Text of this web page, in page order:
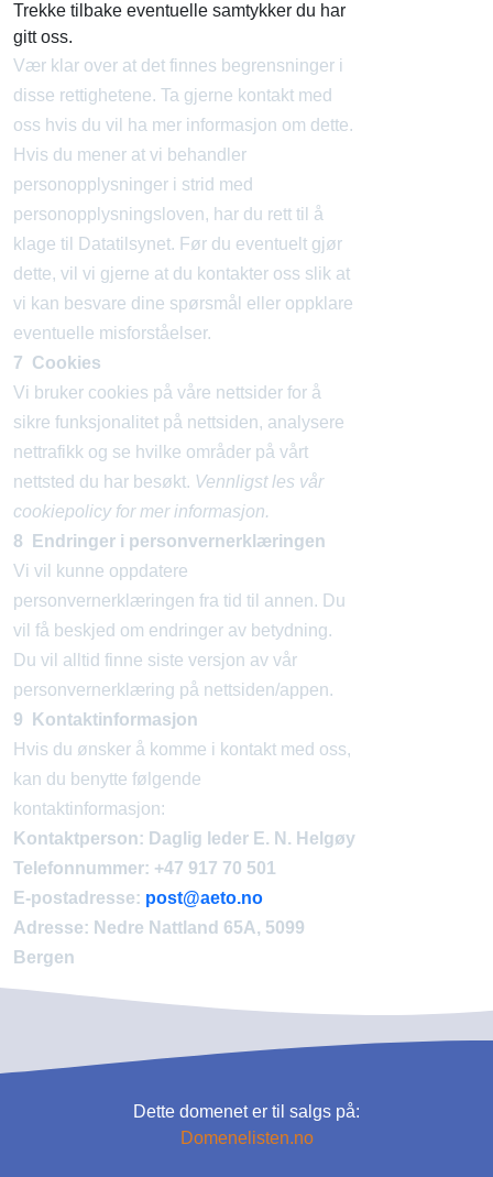
Trekke tilbake eventuelle samtykker du har
gitt oss.
Vær klar over at det finnes begrensninger i
disse rettighetene. Ta gjerne kontakt med
oss hvis du vil ha mer informasjon om dette.
Hvis du mener at vi behandler
personopplysninger i strid med
personopplysningsloven, har du rett til å
klage til Datatilsynet. Før du eventuelt gjør
dette, vil vi gjerne at du kontakter oss slik at
vi kan besvare dine spørsmål eller oppklare
eventuelle misforståelser.
7 Cookies
Vi bruker cookies på våre nettsider for å
sikre funksjonalitet på nettsiden, analysere
nettrafikk og se hvilke områder på vårt
nettsted du har besøkt. Vennligst les vår
cookiepolicy for mer informasjon.
8 Endringer i personvernerklæringen
Vi vil kunne oppdatere
personvernerklæringen fra tid til annen. Du
vil få beskjed om endringer av betydning.
Du vil alltid finne siste versjon av vår
personvernerklæring på nettsiden/appen.
9 Kontaktinformasjon
Hvis du ønsker å komme i kontakt med oss,
kan du benytte følgende
kontaktinformasjon:
Kontaktperson: Daglig leder E. N. Helgøy
Telefonnummer: +47 917 70 501
E-postadresse: post@aeto.no
Adresse: Nedre Nattland 65A, 5099
Bergen
Dette domenet er til salgs på:
Domenelisten.no